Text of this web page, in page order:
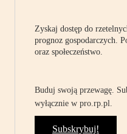
Zyskaj dostęp do
prognoz gospodarczych.
oraz społeczeństwo.
Buduj swoją przewagę.
wyłącznie w pro.rp.pl.
Subskrybuj!